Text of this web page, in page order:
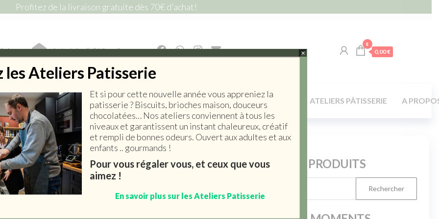
Profitez de la livraison gratuite dès 70€ d'achat!
! lepiceriedemilie26@gmail.com
0
0,00 €
SALÉE EPICERIE SUCRÉE BOISSONS ART DE LA TABLE / MAISON ATELIERS PÂTISSERIE A
Vieille Mule Ambrée
3,70 – 7,40€
RERCHERCHE PRODUITS
les Ateliers Patisserie
Et si pour cette nouvelle année vous appreniez la
patisserie ? Biscuits, brioches maison, douceurs
chocolatées… Nos ateliers conviennent à tous les
niveaux et garantissent un instant chaleureux, créatif
et rempli de bonnes odeurs. Ouvert aux adultes et aux
enfants .. gourmands !
Pour vous régaler vous, et ceux que vous
aimez !
En savoir plus sur les Ateliers Patisserie
×